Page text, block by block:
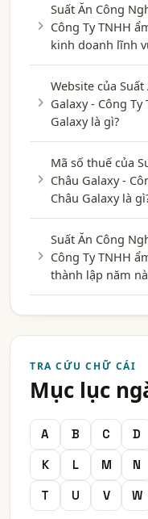
Suất Ăn Công
Công Ty TNHH
kinh doanh lĩnh
Website của
Galaxy - Công
Galaxy là gì?
Mã số thuế của
Châu Galaxy -
Châu Galaxy là
Suất Ăn Công
Công Ty TNHH
thành lập năm
TRA CỨU CHỮ CÁI
Mục lục
A B C D
K
L M N
T
U V W